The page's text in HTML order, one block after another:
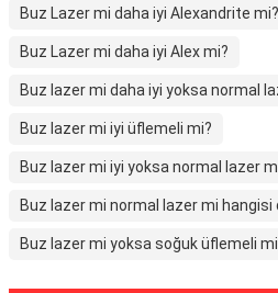
Buz Lazer mi daha iyi Alexandrite mi?
Buz Lazer mi daha iyi Alex mi?
Buz lazer mi daha iyi yoksa normal
Buz lazer mi iyi üflemeli mi?
Buz lazer mi iyi yoksa normal lazer
Buz lazer mi normal lazer mi hangisi
Buz lazer mi yoksa soğuk üflemeli